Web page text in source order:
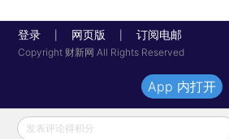
登录 网页版 订阅电邮
Copyright 财新网 All Rights Reserved
发表评论得积分
App 内打开